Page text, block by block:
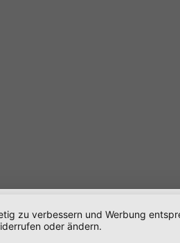
zu verbessern und Werbung
oder ändern.